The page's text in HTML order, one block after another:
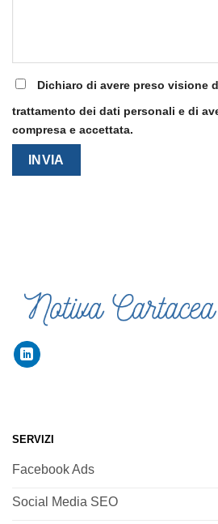
Dichiaro di avere preso visione
trattamento dei dati personali e di
compresa e accettata.
SERVIZI
Facebook Ads
Social Media SEO